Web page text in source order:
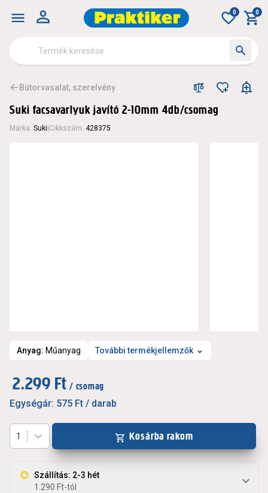
0 0
Bútorvasalat, szerelvény
Suki facsavarlyuk javító 2-10mm 4db/csomag
Márka: Suki Cikkszám: 428375
Anyag: Műanyag További termékjellemzők
2.299 Ft / csomag
Egységár: 575 Ft / darab
Szállítás: 2-3 hét
1.290 Ft-tól
1 Kosárba rakom